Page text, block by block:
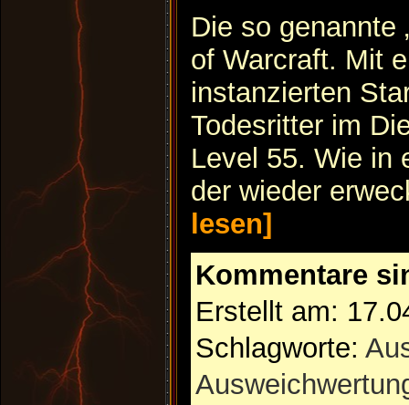
Die so genannte
of Warcraft. Mit
instanzierten
Todesritter im
Level 55. Wie in
der wieder
lesen]
Kommentare
Erstellt am:
Schlagworte: